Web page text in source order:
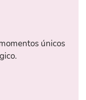
únicos